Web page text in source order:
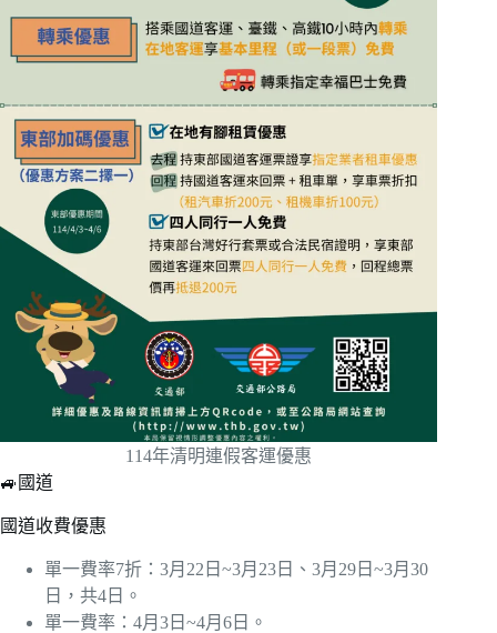
114年清明連假客運優惠
🚙國道
國道收費優惠
單一費率7折：3月22日~3月23日、3月29日~3月30
日，共4日。
單一費率：4月3日~4月6日。